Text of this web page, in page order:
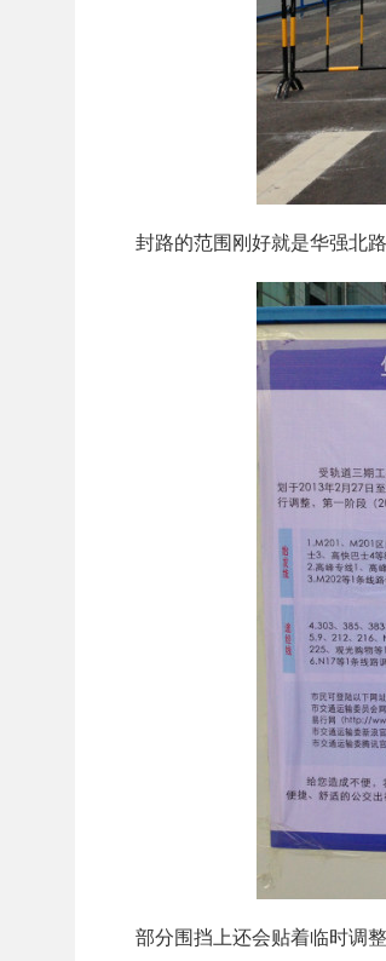
封路的范围刚好就是华强北
部分围挡上还会贴着临时调